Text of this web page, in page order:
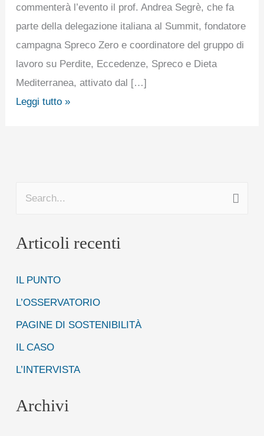
commenterà l’evento il prof. Andrea Segrè, che fa
parte della delegazione italiana al Summit, fondatore
campagna Spreco Zero e coordinatore del gruppo di
lavoro su Perdite, Eccedenze, Spreco e Dieta
Mediterranea, attivato dal […]
Leggi tutto »
r
a
:
Articoli recenti
IL PUNTO
L’OSSERVATORIO
PAGINE DI SOSTENIBILITÀ
IL CASO
L’INTERVISTA
Archivi